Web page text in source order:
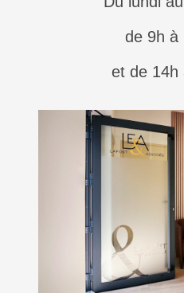
de 9h à
et de 14h